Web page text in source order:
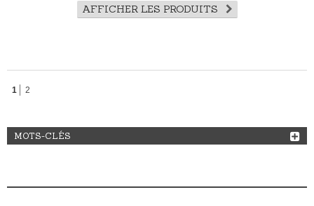
AFFICHER LES PRODUITS
1 2
MOTS-CLÉS